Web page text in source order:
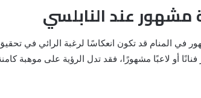
مشهور عند النابلسي
في المنام قد تكون انعكاسًا لرغبة الرائي في
أو لاعبًا مشهورًا، فقد تدل الرؤية على موهبة